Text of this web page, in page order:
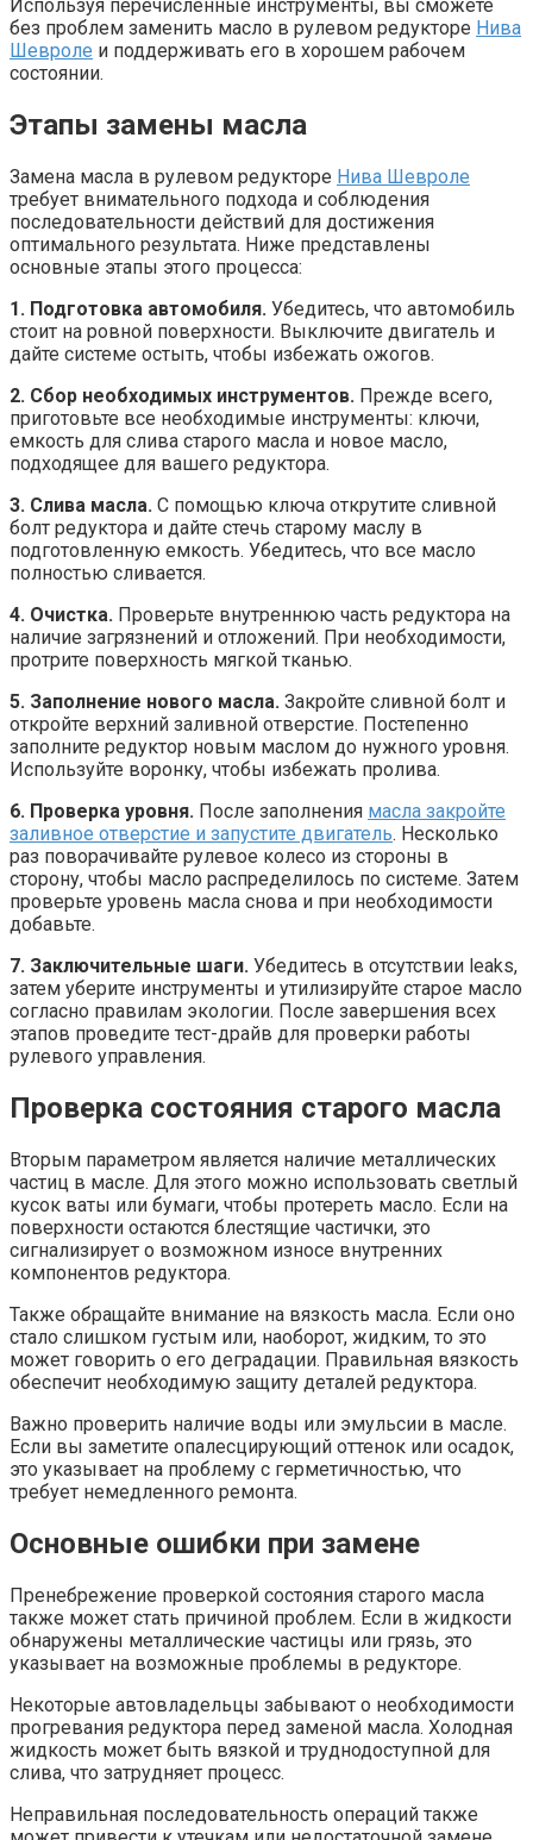
Используя перечисленные инструменты, вы сможете
без проблем заменить масло в рулевом редукторе Нива
Шевроле и поддерживать его в хорошем рабочем
состоянии.
Этапы замены масла
Замена масла в рулевом редукторе Нива Шевроле
требует внимательного подхода и соблюдения
последовательности действий для достижения
оптимального результата. Ниже представлены
основные этапы этого процесса:
1. Подготовка автомобиля. Убедитесь, что автомобиль
стоит на ровной поверхности. Выключите двигатель и
дайте системе остыть, чтобы избежать ожогов.
2. Сбор необходимых инструментов. Прежде всего,
приготовьте все необходимые инструменты: ключи,
емкость для слива старого масла и новое масло,
подходящее для вашего редуктора.
3. Слива масла. С помощью ключа открутите сливной
болт редуктора и дайте стечь старому маслу в
подготовленную емкость. Убедитесь, что все масло
полностью сливается.
4. Очистка. Проверьте внутреннюю часть редуктора на
наличие загрязнений и отложений. При необходимости,
протрите поверхность мягкой тканью.
5. Заполнение нового масла. Закройте сливной болт и
откройте верхний заливной отверстие. Постепенно
заполните редуктор новым маслом до нужного уровня.
Используйте воронку, чтобы избежать пролива.
6. Проверка уровня. После заполнения масла закройте
заливное отверстие и запустите двигатель. Несколько
раз поворачивайте рулевое колесо из стороны в
сторону, чтобы масло распределилось по системе. Затем
проверьте уровень масла снова и при необходимости
добавьте.
7. Заключительные шаги. Убедитесь в отсутствии leaks,
затем уберите инструменты и утилизируйте старое масло
согласно правилам экологии. После завершения всех
этапов проведите тест-драйв для проверки работы
рулевого управления.
Проверка состояния старого масла
Вторым параметром является наличие металлических
частиц в масле. Для этого можно использовать светлый
кусок ваты или бумаги, чтобы протереть масло. Если на
поверхности остаются блестящие частички, это
сигнализирует о возможном износе внутренних
компонентов редуктора.
Также обращайте внимание на вязкость масла. Если оно
стало слишком густым или, наоборот, жидким, то это
может говорить о его деградации. Правильная вязкость
обеспечит необходимую защиту деталей редуктора.
Важно проверить наличие воды или эмульсии в масле.
Если вы заметите опалесцирующий оттенок или осадок,
это указывает на проблему с герметичностью, что
требует немедленного ремонта.
Основные ошибки при замене
Пренебрежение проверкой состояния старого масла
также может стать причиной проблем. Если в жидкости
обнаружены металлические частицы или грязь, это
указывает на возможные проблемы в редукторе.
Некоторые автовладельцы забывают о необходимости
прогревания редуктора перед заменой масла. Холодная
жидкость может быть вязкой и труднодоступной для
слива, что затрудняет процесс.
Неправильная последовательность операций также